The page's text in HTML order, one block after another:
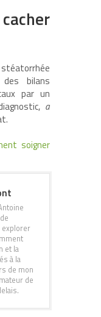
des bilans
par un
a
soigner
explorer
et la
à la
de mon
de